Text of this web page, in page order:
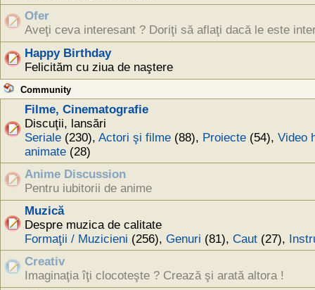
Ofer
Aveţi ceva interesant ? Doriţi să aflaţi dacă le este
Happy Birthday
Felicităm cu ziua de naştere
Community
Filme, Cinematografie
Discuţii, lansări
Seriale (230), Actori şi filme (88), Proiecte (54), Video
animate (28)
Anime Discussion
Pentru iubitorii de anime
Muzică
Despre muzica de calitate
Formaţii / Muzicieni (256), Genuri (81), Caut (27),
Creativ
Imaginaţia îţi clocoteşte ? Crează şi arată altora !